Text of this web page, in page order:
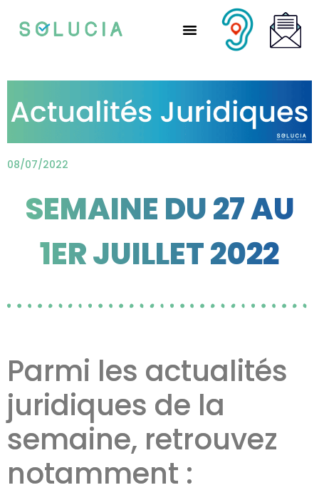
08/07/2022
SEMAINE DU 27 AU
1ER JUILLET 2022
Parmi les actualités
juridiques de la
semaine, retrouvez
notamment :